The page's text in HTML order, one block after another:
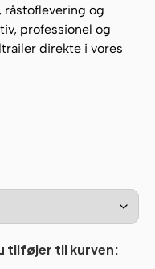
råstoflevering og
professionel og
direkte i vores
tilføjer til kurven: